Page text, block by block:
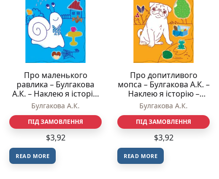
Про маленького
равлика – Булгакова
А.К. – Наклею я історію
– Ранок
Булгакова А.К.
ПІД ЗАМОВЛЕННЯ
$3,92
READ MORE
Про допитливого
мопса – Булгакова А.К. –
Наклею я історію –
Ранок
Булгакова А.К.
ПІД ЗАМОВЛЕННЯ
$3,92
READ MORE